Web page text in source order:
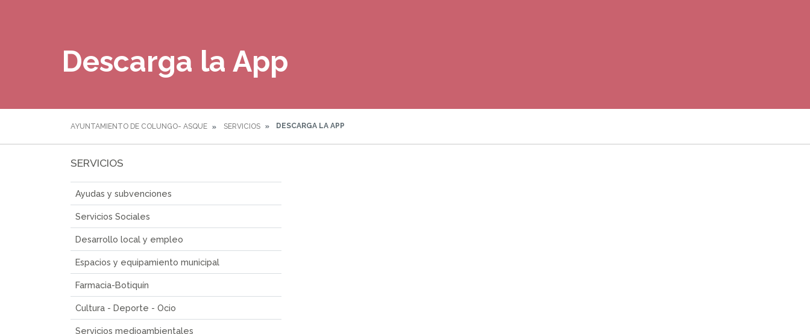
Descarga la App
AYUNTAMIENTO DE COLUNGO- ASQUE SERVICIOS DESCARGA LA APP
SERVICIOS
Ayudas y subvenciones
Servicios Sociales
Desarrollo local y empleo
Espacios y equipamiento municipal
Farmacia-Botiquín
Cultura - Deporte - Ocio
Servicios medioambientales